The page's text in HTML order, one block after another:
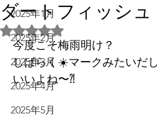
2025年1月
2025年2月
2025年3月
2025年4月
2025年5月
ダートフィッシュ
5つ星のうちNaNと評価され
今度こそ梅雨明け？
しばらく☀️マークみたいだ
いいよね〜⁈